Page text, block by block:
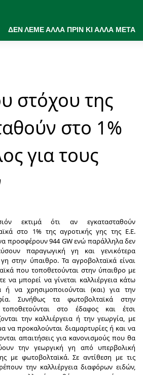
ΔΕΝ ΛΕΜΕ ΑΛΛΑ ΠΡΙΝ ΚΙ ΑΛΛΑ ΜΕΤΑ
στόχου της
στο 1%
για τους
εκτιμά ότι αν εγκατασταθούν
στο 1% της αγροτικής γης της Ε.Ε.
προσφέρουν 944 GW ενώ παράλληλα δεν
παραγωγική γη και γενικότερα
στην ύπαιθρο. Τα αγροβολταϊκά είναι
που τοποθετούνται στην ύπαιθρο με
να μπορεί να γίνεται καλλιέργεια κάτω
να χρησιμοποιούνται (και) για την
Συνήθως τα φωτοβολταϊκά στην
στο έδαφος και έτσι
την καλλιέργεια ή την γεωργία, με
να προκαλούνται διαμαρτυρίες ή και να
απαιτήσεις για κανονισμούς που θα
την γεωργική γη από υπερβολική
με φωτοβολταϊκά. Σε αντίθεση με τις
την καλλιέργεια διαφόρων ειδών,